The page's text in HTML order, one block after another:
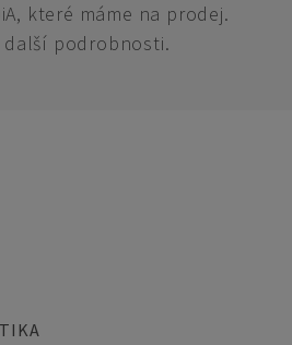
které máme na prodej.
podrobnosti.